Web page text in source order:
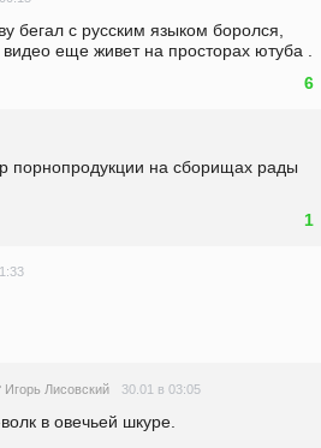
бегал с русским языком боролся,
еще живет на просторах ютуба .
6
порнопродукции на сборищах рады
1
Игорь Лисовский 30.01 в 03:05
в овечьей шкуре.